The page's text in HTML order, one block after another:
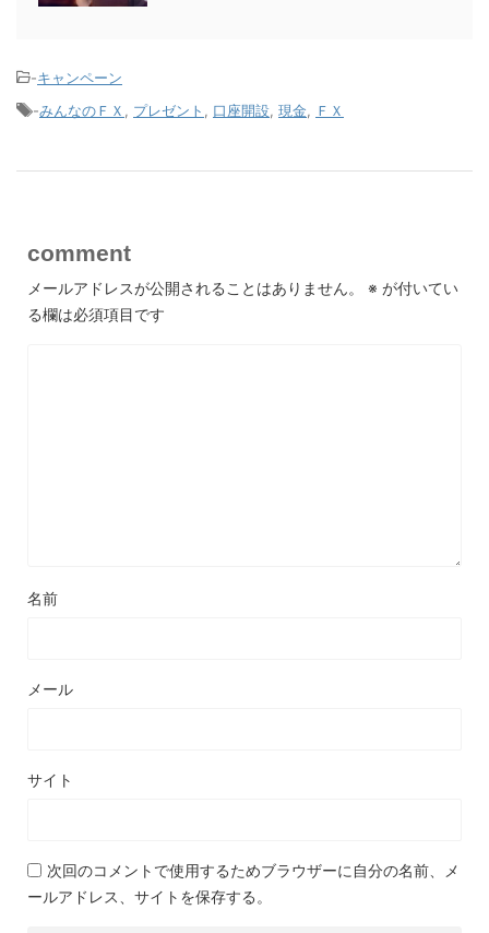
-キャンペーン
-みんなのＦＸ プレゼント 口座開設 現金 ＦＸ
comment
メールアドレスが公開されることはありません。 ※ が付いてい
る欄は必須項目です
名前
メール
サイト
次回のコメントで使用するためブラウザーに自分の名前、メ
ールアドレス、サイトを保存する。